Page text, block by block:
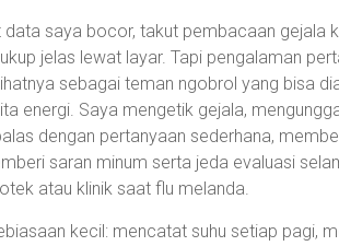
saya bocor, takut pembacaan gejala
jelas lewat layar. Tapi pengalaman
sebagai teman ngobrol yang bisa
energi. Saya mengetik gejala,
dengan pertanyaan sederhana,
saran minum serta jeda evaluasi
atau klinik saat flu melanda.
kecil: mencatat suhu setiap pagi,